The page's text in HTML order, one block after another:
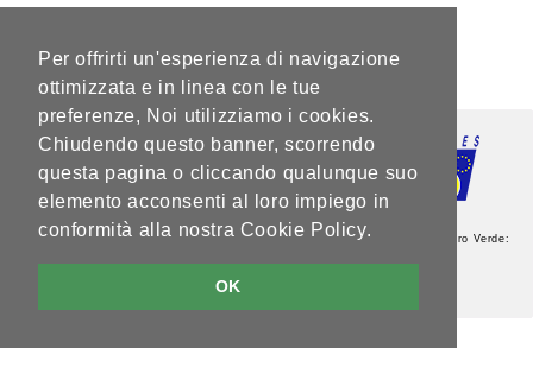
Per offrirti un'esperienza di navigazione
ottimizzata e in linea con le tue
preferenze, Noi utilizziamo i cookies.
Chiudendo questo banner, scorrendo
questa pagina o cliccando qualunque suo
elemento acconsenti al loro impiego in
conformità alla nostra Cookie Policy.
OK
Agenzia del Lavoro - Sede Centrale - Via Guardini, 75 - 38121 Trento - Numero Verde: